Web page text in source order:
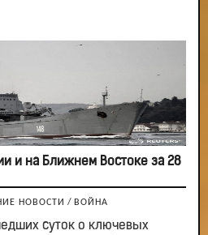
и на Ближнем Востоке за 28
НОВОСТИ / ВОЙНА
суток о ключевых